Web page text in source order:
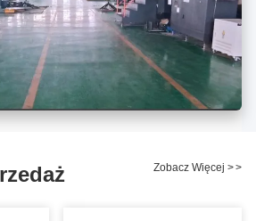
Zobacz Więcej >>